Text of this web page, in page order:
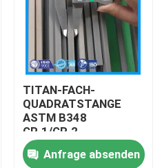
TITAN-FACH-
QUADRATSTANGE
ASTM B348
GR.1/GR.2
Anfrage absenden